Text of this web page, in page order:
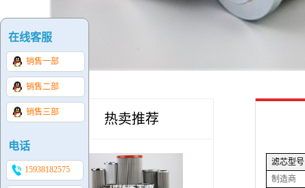
滤芯型号
制造商
热卖推荐
在线客服
销售一部
销售二部
销售三部
电话
15938182575